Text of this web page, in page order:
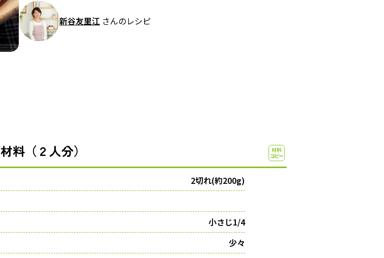
新谷友里江 さんのレシピ
材料（２人分）
2切れ(約200g)
小さじ1/4
少々